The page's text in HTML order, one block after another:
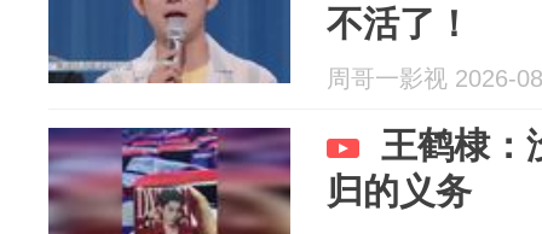
不活了！
周哥一影视 2026-
王鹤棣：
归的义务